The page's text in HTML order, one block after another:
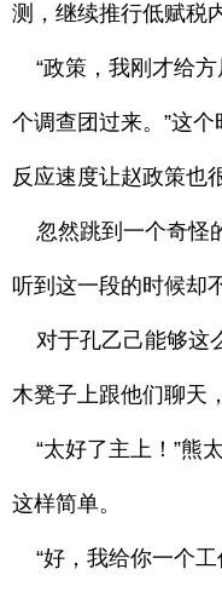
测，继续推行低赋税
“政策，我刚才给方
个调查团过来。”这
反应速度让赵政策也
忽然跳到一个奇怪
听到这一段的时候却
对于孔乙己能够这
木凳子上跟他们聊天
“太好了主上！”熊
这样简单。
“好，我给你一个工